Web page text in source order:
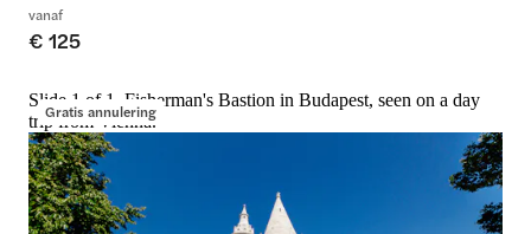
vanaf
€ 125
Gratis annulering
Slide 1 of 1, Fisherman's Bastion in Budapest, seen on a day
trip from Vienna.